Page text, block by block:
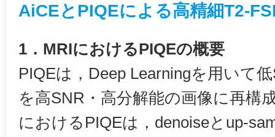
AiCEとPIQEによる高精細T2-
1．MRIにおけるPIQEの概要
PIQEは，Deep Learningを用いて
を高SNR・高分解能の画像に再構
におけるPIQEは，denoiseとup-